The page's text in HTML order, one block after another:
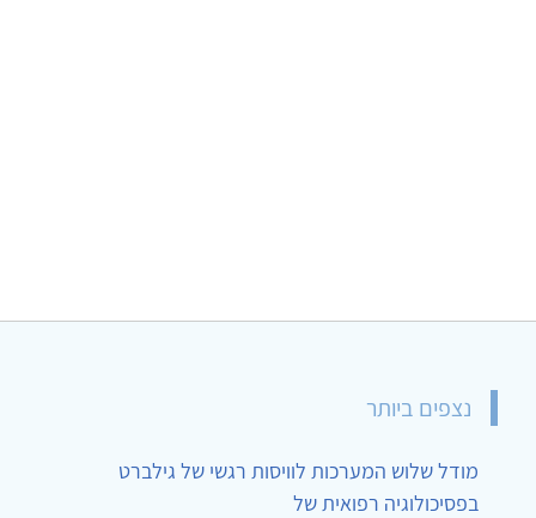
נצפים ביותר
מודל שלוש המערכות לוויסות רגשי של גילברט
בפסיכולוגיה רפואית של